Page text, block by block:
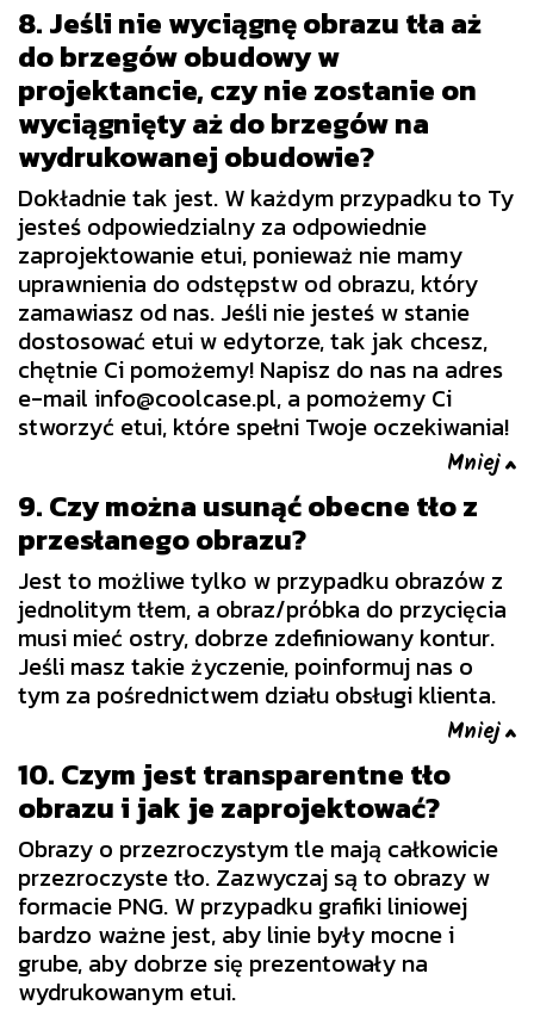
8. Jeśli nie wyciągnę obrazu tła aż
do brzegów obudowy w
projektancie, czy nie zostanie on
wyciągnięty aż do brzegów na
wydrukowanej obudowie?
Dokładnie tak jest. W każdym przypadku to Ty
jesteś odpowiedzialny za odpowiednie
zaprojektowanie etui, ponieważ nie mamy
uprawnienia do odstępstw od obrazu, który
zamawiasz od nas. Jeśli nie jesteś w stanie
dostosować etui w edytorze, tak jak chcesz,
chętnie Ci pomożemy! Napisz do nas na adres
e-mail info@coolcase.pl, a pomożemy Ci
stworzyć etui, które spełni Twoje oczekiwania!
9. Czy można usunąć obecne tło z
przesłanego obrazu?
Jest to możliwe tylko w przypadku obrazów z
jednolitym tłem, a obraz/próbka do przycięcia
musi mieć ostry, dobrze zdefiniowany kontur.
Jeśli masz takie życzenie, poinformuj nas o
tym za pośrednictwem działu obsługi klienta.
10. Czym jest transparentne tło
obrazu i jak je zaprojektować?
Obrazy o przezroczystym tle mają całkowicie
przezroczyste tło. Zazwyczaj są to obrazy w
formacie PNG. W przypadku grafiki liniowej
bardzo ważne jest, aby linie były mocne i
grube, aby dobrze się prezentowały na
wydrukowanym etui.